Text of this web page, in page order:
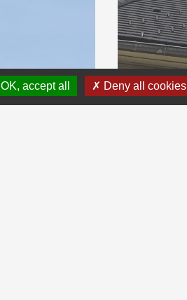
OK, accept all Deny all cookies